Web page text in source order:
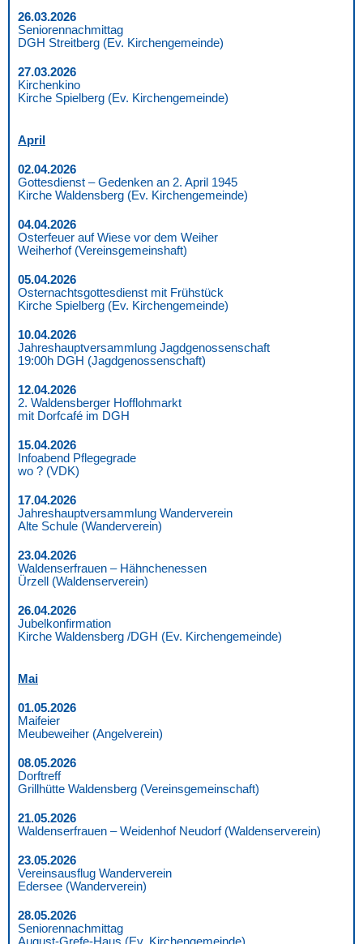
26.03.2026
Seniorennachmittag
DGH Streitberg (Ev. Kirchengemeinde)
27.03.2026
Kirchenkino
Kirche Spielberg (Ev. Kirchengemeinde)
April
02.04.2026
Gottesdienst – Gedenken an 2. April 1945
Kirche Waldensberg (Ev. Kirchengemeinde)
04.04.2026
Osterfeuer auf Wiese vor dem Weiher
Weiherhof (Vereinsgemeinshaft)
05.04.2026
Osternachtsgottesdienst mit Frühstück
Kirche Spielberg (Ev. Kirchengemeinde)
10.04.2026
Jahreshauptversammlung Jagdgenossenschaft
19:00h DGH (Jagdgenossenschaft)
12.04.2026
2. Waldensberger Hofflohmarkt
mit Dorfcafé im DGH
15.04.2026
Infoabend Pflegegrade
wo ? (VDK)
17.04.2026
Jahreshauptversammlung Wanderverein
Alte Schule (Wanderverein)
23.04.2026
Waldenserfrauen – Hähnchenessen
Ürzell (Waldenserverein)
26.04.2026
Jubelkonfirmation
Kirche Waldensberg /DGH (Ev. Kirchengemeinde)
Mai
01.05.2026
Maifeier
Meubeweiher (Angelverein)
08.05.2026
Dorftreff
Grillhütte Waldensberg (Vereinsgemeinschaft)
21.05.2026
Waldenserfrauen – Weidenhof Neudorf (Waldenserverein)
23.05.2026
Vereinsausflug Wanderverein
Edersee (Wanderverein)
28.05.2026
Seniorennachmittag
August-Grefe-Haus (Ev. Kirchengemeinde)